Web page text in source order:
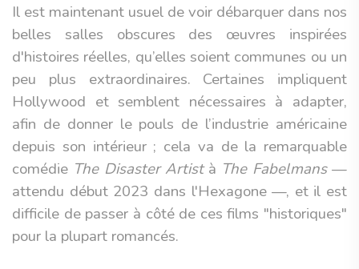
Il est maintenant usuel de voir débarquer dans nos
belles salles obscures des œuvres inspirées
d'histoires réelles, qu’elles soient communes ou un
peu plus extraordinaires. Certaines impliquent
Hollywood et semblent nécessaires à adapter,
afin de donner le pouls de l’industrie américaine
depuis son intérieur ; cela va de la remarquable
comédie The Disaster Artistà The Fabelmans—
attendu début 2023 dans l'Hexagone —, et il est
difficile de passer à côté de ces films "historiques"
pour la plupart romancés.